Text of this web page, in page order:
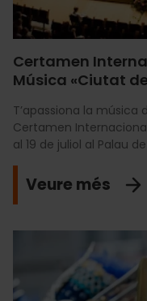
Certamen
Música «Ciutat
T’apassiona la música
Certamen
al 19 de juliol al Palau
Veure més